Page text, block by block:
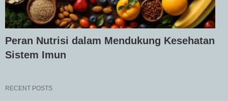
Peran Nutrisi dalam Mendukung Kesehatan
Sistem Imun
RECENT POSTS